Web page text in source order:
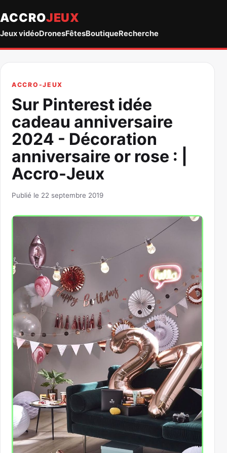
ACCROJEUX
Jeux vidéoDronesFêtesBoutiqueRecherche
ACCRO-JEUX
Sur Pinterest idée
cadeau anniversaire
2024 - Décoration
anniversaire or rose : |
Accro-Jeux
Publié le 22 septembre 2019